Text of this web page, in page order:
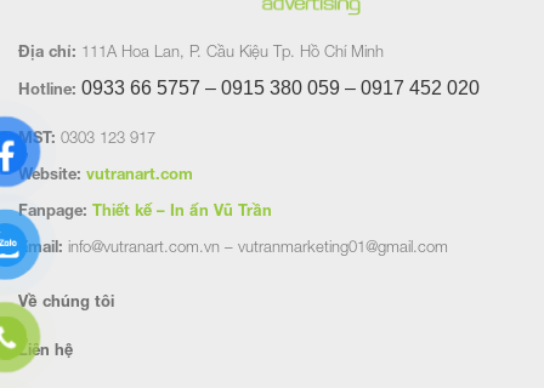
Địa chỉ: 111A Hoa Lan, P. Cầu Kiệu Tp. Hồ Chí Minh
Hotline: 0933 66 5757 – 0915 380 059 – 0917 452 020
MST: 0303 123 917
Website: vutranart.com
Fanpage: Thiết kế – In ấn Vũ Trần
Email: info@vutranart.com.vn – vutranmarketing01@gmail.com
Về chúng tôi
Liên hệ